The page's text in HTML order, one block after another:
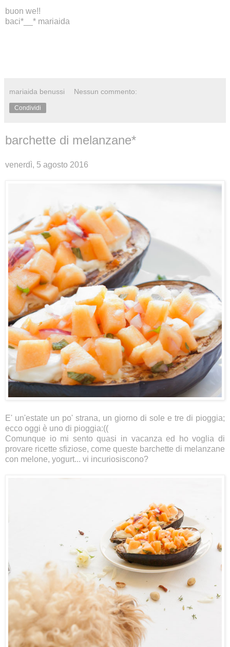
buon we!!
baci*__* mariaida
mariaida benussi Nessun commento:
Condividi
barchette di melanzane*
venerdì, 5 agosto 2016
E' un'estate un po' strana, un giorno di sole e tre di pioggia;
ecco oggi è uno di pioggia:((
Comunque io mi sento quasi in vacanza ed ho voglia di
provare ricette sfiziose, come queste barchette di melanzane
con melone, yogurt... vi incuriosiscono?